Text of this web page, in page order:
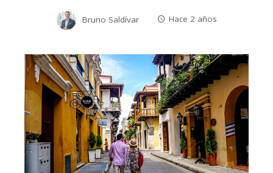
Bruno Saldívar Hace 2 años